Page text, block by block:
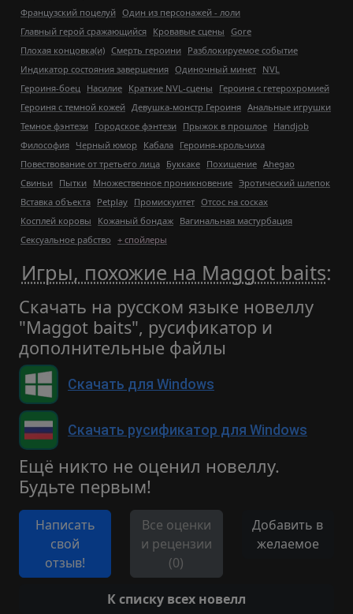
Французский поцелуй Один из персонажей - лоли
Главный герой сражающийся Кровавые сцены Gore
Плохая концовка(и) Смерть героини Разблокируемое событие
Индикатор состояния завершения Одиночный минет NVL
Героиня-боец Насилие Краткие NVL-сцены
Героиня с гетерохромией
Героиня с темной кожей Девушка-монстр Героиня Анальные игрушки
Темное фэнтези Городское фэнтези Прыжок в прошлое Handjob
Философия Черный юмор Кабала Героиня-крольчиха
Повествование от третьего лица Буккаке Похищение Ahegao
Свиньи Пытки Множественное проникновение Эротический шлепок
Вставка объекта Petplay Промискуитет Отсос на сосках
Косплей коровы
Кожаный бондаж Вагинальная мастурбация
Сексуальное рабство + спойлеры
Игры, похожие на Maggot baits:
Скачать на русском языке новеллу
"Maggot baits", русификатор и
дополнительные файлы
Скачать для Windows
Скачать русификатор для Windows
Ещё никто не оценил новеллу.
Будьте первым!
Написать
свой
отзыв!
Все оценки
и рецензии
(0)
Добавить в
желаемое
К списку всех новелл